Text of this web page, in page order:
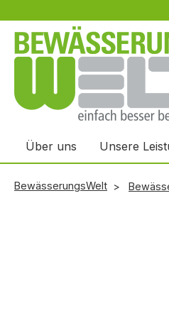
Über uns Unsere
BewässerungsWelt